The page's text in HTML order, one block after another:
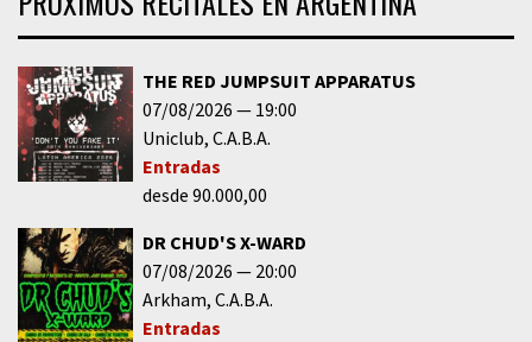
THE RED JUMPSUIT APPARATUS
07/08/2026
19:00
Uniclub C.A.B.A.
Entradas
desde 90.000,00
DR CHUD'S X-WARD
07/08/2026
20:00
Arkham C.A.B.A.
Entradas